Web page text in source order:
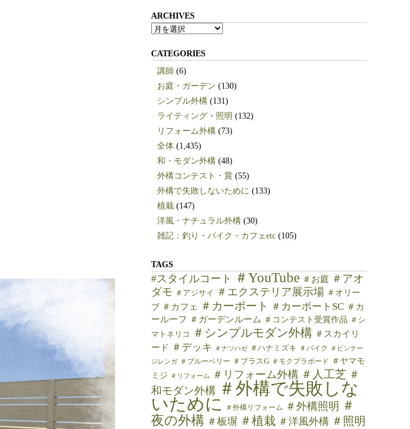
ARCHIVES
ARCHIVES
CATEGORIES
講師 (6)
お庭・ガーデン (130)
シンプル外構 (131)
ライティング・照明 (132)
リフォーム外構 (73)
全体 (1,435)
和・モダン外構 (48)
外構コンテスト・賞 (55)
外構で失敗しないために (133)
植栽 (147)
洋風・ナチュラル外構 (30)
雑記：釣り・バイク・カフェetc (105)
TAGS
#スタイルコート ＃YouTube ＃お庭 ＃アオ
ダモ ＃アジサイ ＃エクステリア展示場 ＃オリー
ブ ＃カフェ ＃カーポート ＃カーポートSC ＃カ
ールーフ ＃ガーデンルーム ＃コンテスト受賞作品 ＃シ
マトネリコ
＃シンプルモダン外構 ＃スカイリ
ード
＃デッキ ＃ナツハゼ ＃ハナミズキ ＃バイク
＃ビンテー
ジレンガ
＃ブルーベリー ＃プラスG ＃モクプラボード ＃ヤマモ
ミジ
＃リフォーム ＃リフォーム外構 ＃人工芝 ＃
和モダン外構 ＃外構で失敗しな
いために
＃外構リフォーム ＃外構照明 ＃
夜の外構 ＃板塀 ＃植栽 ＃洋風外構 ＃照明